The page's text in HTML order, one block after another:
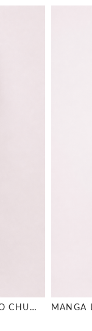
MANGA LONGA DETALHE BUSTO CHUMBO